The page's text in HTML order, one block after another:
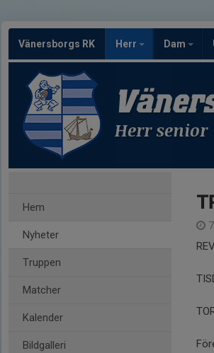
Vänersborgs RK Herr Dam
Herr senior
Hem
Nyheter
Truppen
Matcher
Kalender
Bildgalleri